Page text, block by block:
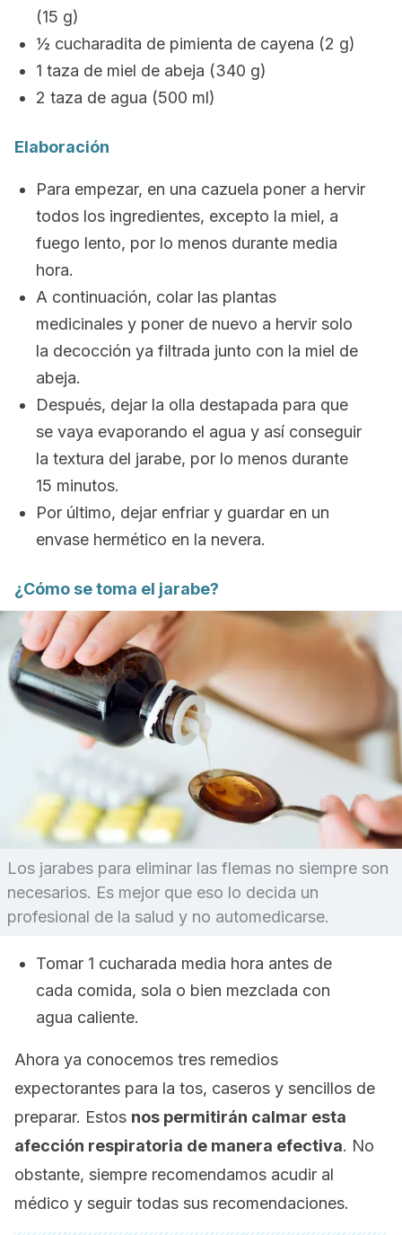
(15 g)
½ cucharadita de pimienta de cayena (2 g)
1 taza de miel de abeja (340 g)
2 taza de agua (500 ml)
Elaboración
Para empezar, en una cazuela poner a hervir
todos los ingredientes, excepto la miel, a
fuego lento, por lo menos durante media
hora.
A continuación, colar las plantas
medicinales y poner de nuevo a hervir solo
la decocción ya filtrada junto con la miel de
abeja.
Después, dejar la olla destapada para que
se vaya evaporando el agua y así conseguir
la textura del jarabe, por lo menos durante
15 minutos.
Por último, dejar enfriar y guardar en un
envase hermético en la nevera.
¿Cómo se toma el jarabe?
Los jarabes para eliminar las flemas no siempre son
necesarios. Es mejor que eso lo decida un
profesional de la salud y no automedicarse.
Tomar 1 cucharada media hora antes de
cada comida, sola o bien mezclada con
agua caliente.
Ahora ya conocemos tres remedios
expectorantes para la tos, caseros y sencillos de
preparar. Estos nos permitirán calmar esta
afección respiratoria de manera efectiva. No
obstante, siempre recomendamos acudir al
médico y seguir todas sus recomendaciones.